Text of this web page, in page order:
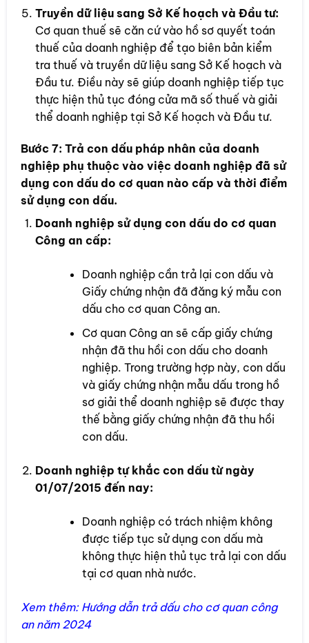
Truyền dữ liệu sang Sở Kế hoạch và Đầu tư:
Cơ quan thuế sẽ căn cứ vào hồ sơ quyết toán
thuế của doanh nghiệp để tạo biên bản kiểm
tra thuế và truyền dữ liệu sang Sở Kế hoạch và
Đầu tư. Điều này sẽ giúp doanh nghiệp tiếp tục
thực hiện thủ tục đóng cửa mã số thuế và giải
thể doanh nghiệp tại Sở Kế hoạch và Đầu tư.
Bước 7: Trả con dấu pháp nhân của doanh
nghiệp phụ thuộc vào việc doanh nghiệp đã sử
dụng con dấu do cơ quan nào cấp và thời điểm
sử dụng con dấu.
Doanh nghiệp sử dụng con dấu do cơ quan
Công an cấp:
Doanh nghiệp cần trả lại con dấu và
Giấy chứng nhận đã đăng ký mẫu con
dấu cho cơ quan Công an.
Cơ quan Công an sẽ cấp giấy chứng
nhận đã thu hồi con dấu cho doanh
nghiệp. Trong trường hợp này, con dấu
và giấy chứng nhận mẫu dấu trong hồ
sơ giải thể doanh nghiệp sẽ được thay
thế bằng giấy chứng nhận đã thu hồi
con dấu.
Doanh nghiệp tự khắc con dấu từ ngày
01/07/2015 đến nay:
Doanh nghiệp có trách nhiệm không
được tiếp tục sử dụng con dấu mà
không thực hiện thủ tục trả lại con dấu
tại cơ quan nhà nước.
Xem thêm: Hướng dẫn trả dấu cho cơ quan công
an năm 2024